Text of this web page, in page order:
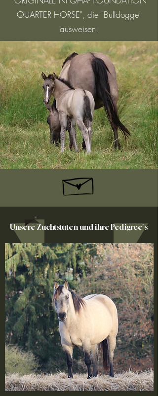
QUARTER HORSE", die "Bulldogge"
ausweisen.
Unsere Zuchtstuten und ihre Pedigree`s